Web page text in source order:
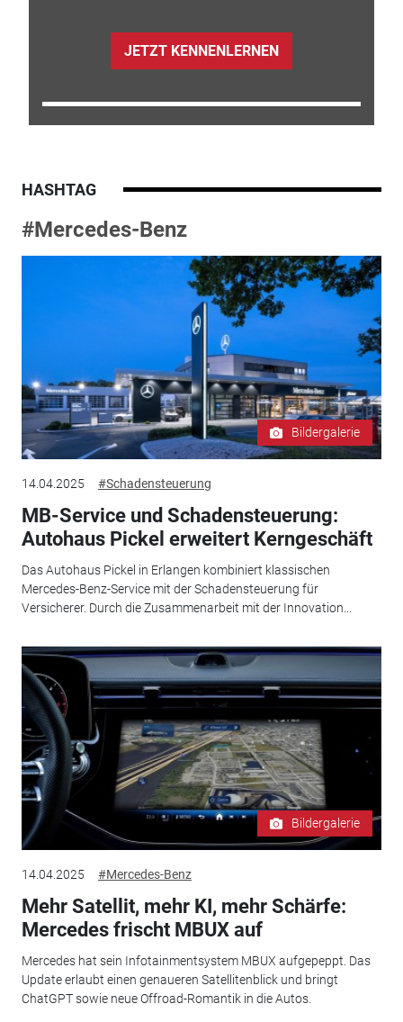
JETZT KENNENLERNEN
HASHTAG
#Mercedes-Benz
Bildergalerie
14.04.2025 #Schadensteuerung
MB-Service und Schadensteuerung:
Autohaus Pickel erweitert Kerngeschäft
Das Autohaus Pickel in Erlangen kombiniert klassischen
Mercedes-Benz-Service mit der Schadensteuerung für
Versicherer. Durch die Zusammenarbeit mit der Innovation...
Bildergalerie
14.04.2025 #Mercedes-Benz
Mehr Satellit, mehr KI, mehr Schärfe:
Mercedes frischt MBUX auf
Mercedes hat sein Infotainmentsystem MBUX aufgepeppt. Das
Update erlaubt einen genaueren Satellitenblick und bringt
ChatGPT sowie neue Offroad-Romantik in die Autos.